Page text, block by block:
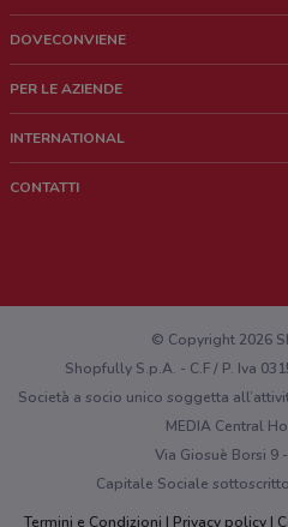
DOVECONVIENE
Chi siamo
Lavora con noi
PER LE AZIENDE
Richieste commerciali e marketing
INTERNATIONAL
CONTATTI
Hai un malfunzionamento sul web o
© Copyright 2026
Shopfully S.p.A. - C.F / P. Iva
Società a socio unico soggetta
MEDIA Central
Via Giosuè Borsi 9
Capitale Sociale
Termini e Condizioni
Privacy policy